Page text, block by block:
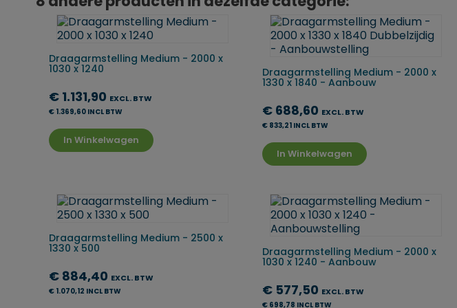
Draagarmstelling Medium - 2000 x
1030 x 1240
€ 1.131,90 EXCL. BTW
€ 1.369,60 INCL BTW
In Winkelwagen
Draagarmstelling Medium - 2000 x
1330 x 1840 - Aanbouw
€ 688,60 EXCL. BTW
€ 833,21 INCL BTW
In Winkelwagen
Draagarmstelling Medium - 2500 x
1330 x 500
€ 884,40 EXCL. BTW
€ 1.070,12 INCL BTW
Draagarmstelling Medium - 2000 x
1030 x 1240 - Aanbouw
€ 577,50 EXCL. BTW
€ 698,78 INCL BTW